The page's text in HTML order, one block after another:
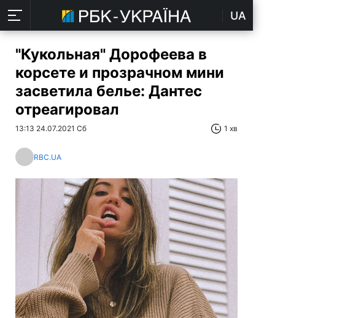
UA
"Кукольная" Дорофеева в
корсете и прозрачном мини
засветила белье: Дантес
отреагировал
13:13 24.07.2021 Сб 1 хв
RBC.UA